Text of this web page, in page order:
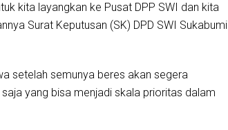
kita layangkan ke Pusat DPP SWI dan kita
Surat Keputusan (SK) DPD SWI Sukabumi
setelah semunya beres akan segera
yang bisa menjadi skala prioritas dalam